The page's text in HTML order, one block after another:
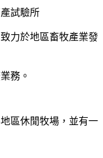
試驗所
力於地區畜牧產業發
務。
區休閒牧場，並有一